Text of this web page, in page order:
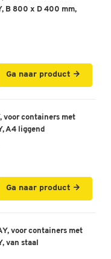
B 800 x D 400 mm,
Ga naar product
voor containers met
A4 liggend
Ga naar product
voor containers met
van staal